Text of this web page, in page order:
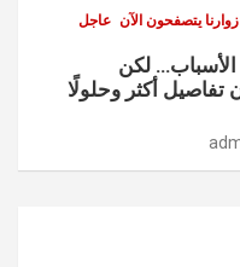
زوارنا يتصفحون الآن عاجل
لكن
تفاصيل أكثر وحلولًا